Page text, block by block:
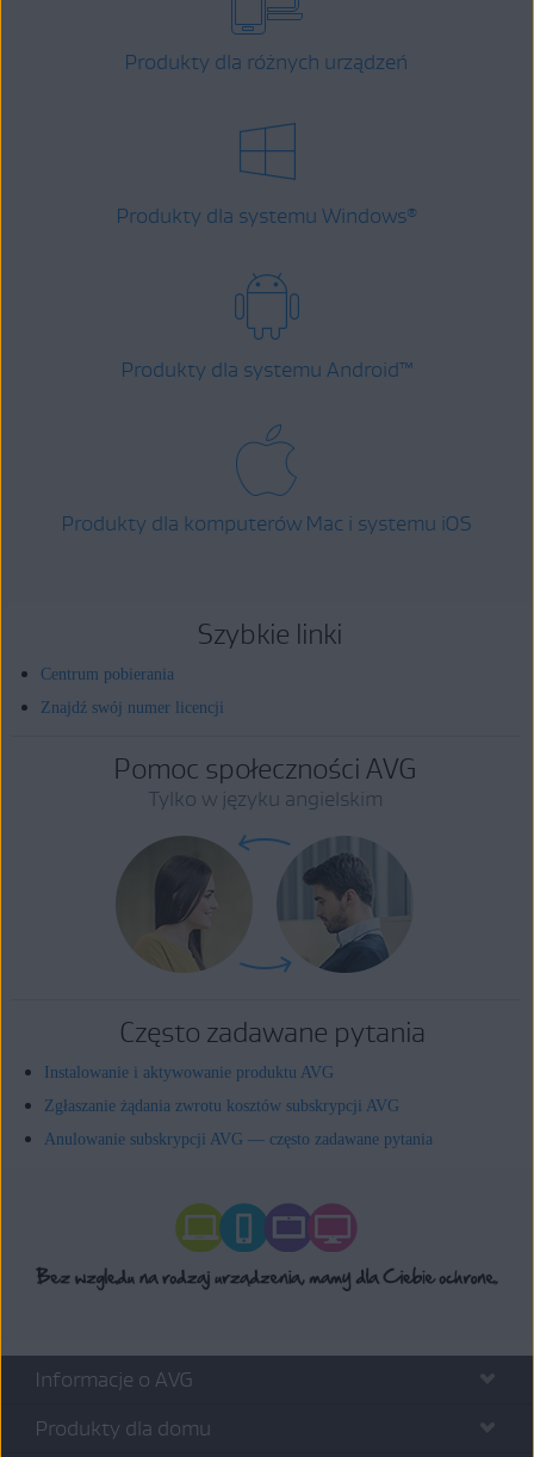
Produkty dla różnych urządzeń
Produkty dla systemu Windows®
Produkty dla systemu Android™
Produkty dla komputerów Mac i systemu iOS
Szybkie linki
Centrum pobierania
Znajdź swój numer licencji
Pomoc społeczności AVG
Tylko w języku angielskim
Często zadawane pytania
Instalowanie i aktywowanie produktu AVG
Zgłaszanie żądania zwrotu kosztów subskrypcji AVG
Anulowanie subskrypcji AVG — często zadawane pytania
Informacje o AVG
Produkty dla domu